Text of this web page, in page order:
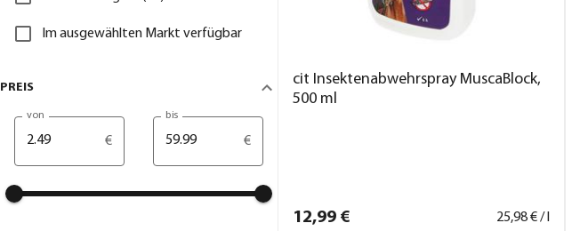
Im ausgewählten Markt verfügbar
PREIS
von
€
bis
€
cit Insektenabwehrspray MuscaBlock,
500 ml
12,99 € 25,98€ / l